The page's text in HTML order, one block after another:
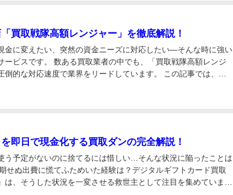
買取戦隊高額レンジャー」を徹底解説！
金に変えたい、突然の資金ニーズに対応したい—そんな時に強い
ービスです。 数ある買取業者の中でも、「買取戦隊高額レンジ
倒的な対応速度で業界をリードしています。 この記事では、同
即日で現金化する買取ダンの完全解説！
う予定がないのに捨てるには惜しい…そんな状況に陥ったことは
せぬ出費に慌てふためいた経験は？デジタルギフトカード買取
は、そうした状況を一変させる救世主として注目を集めていま